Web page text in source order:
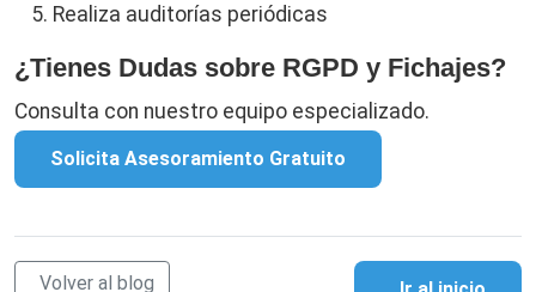
Realiza auditorías periódicas
¿Tienes Dudas sobre RGPD y Fichajes?
Consulta con nuestro equipo especializado.
Solicita Asesoramiento Gratuito
Volver al blog